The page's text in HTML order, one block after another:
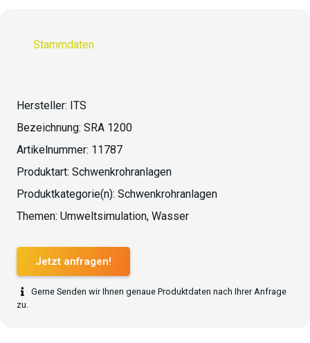
Stammdaten
Hersteller: ITS
Bezeichnung: SRA 1200
Artikelnummer: 11787
Produktart: Schwenkrohranlagen
Produktkategorie(n): Schwenkrohranlagen
Themen: Umweltsimulation, Wasser
Jetzt anfragen!
Gerne Senden wir Ihnen genaue Produktdaten nach Ihrer Anfrage
zu.